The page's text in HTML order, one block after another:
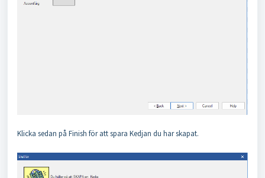
Klicka sedan på Finish för att spara Kedjan du har skapat.